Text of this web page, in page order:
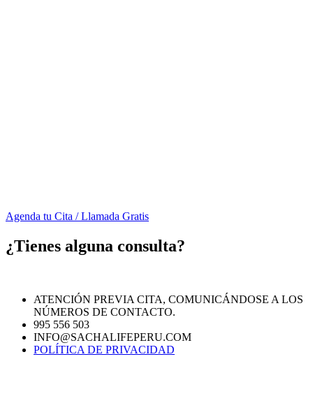
Agenda tu Cita / Llamada Gratis
¿Tienes alguna consulta?
ATENCIÓN PREVIA CITA, COMUNICÁNDOSE A LOS
NÚMEROS DE CONTACTO.
995 556 503
INFO@SACHALIFEPERU.COM
POLÍTICA DE PRIVACIDAD